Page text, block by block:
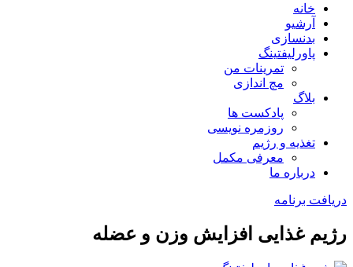
خانه
آرشیو
بدنسازی
پاورلیفتینگ
تمرینات من
مچ اندازی
بلاگ
پادکست ها
روزمره نویسی
تغذیه و رژیم
معرفی مکمل
درباره ما
دریافت برنامه
رژیم غذایی افزایش وزن و عضله